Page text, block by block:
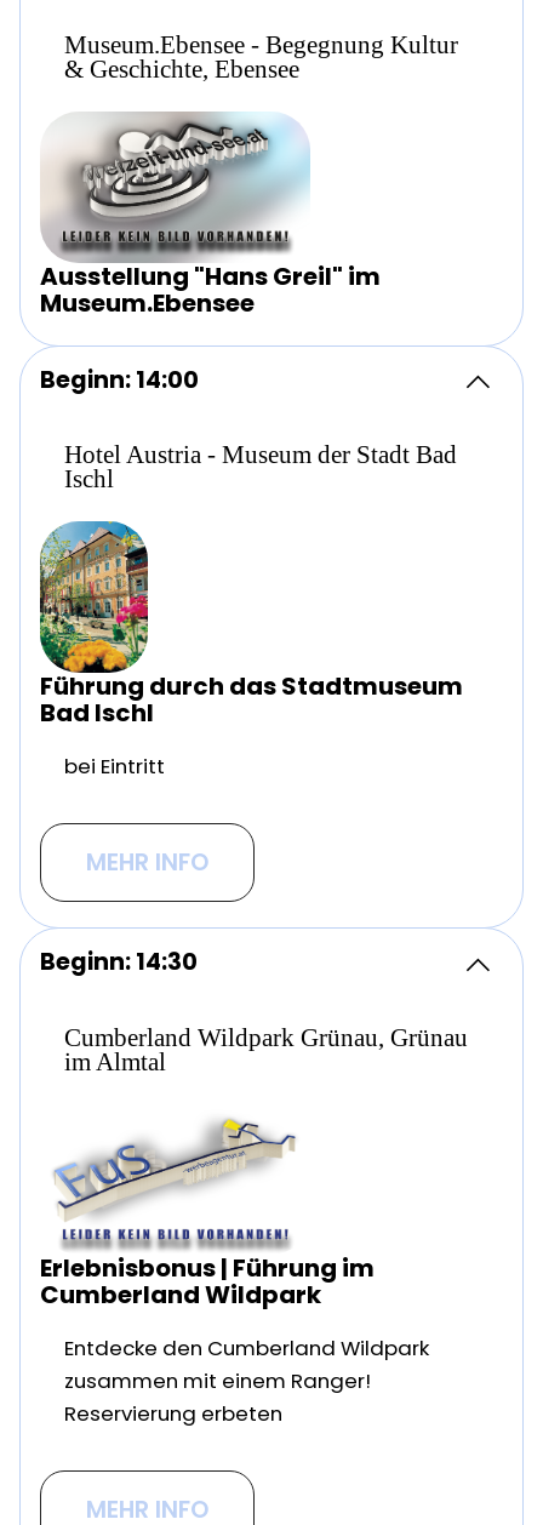
Museum.Ebensee - Begegnung Kultur
& Geschichte, Ebensee
Ausstellung "Hans Greil" im
Museum.Ebensee
Beginn: 14:00
Hotel Austria - Museum der Stadt Bad
Ischl
Führung durch das Stadtmuseum
Bad Ischl
bei Eintritt
MEHR INFO
Beginn: 14:30
Cumberland Wildpark Grünau, Grünau
im Almtal
Erlebnisbonus | Führung im
Cumberland Wildpark
Entdecke den Cumberland Wildpark
zusammen mit einem Ranger!
Reservierung erbeten
MEHR INFO